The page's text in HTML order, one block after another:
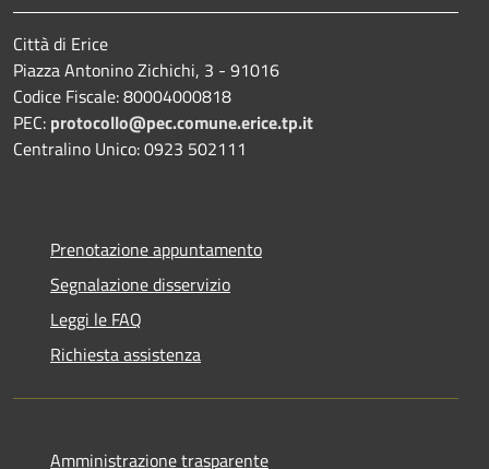
Città di Erice
Piazza Antonino Zichichi, 3 - 91016
Codice Fiscale: 80004000818
PEC: protocollo@pec.comune.erice.tp.it
Centralino Unico: 0923 502111
Prenotazione appuntamento
Segnalazione disservizio
Leggi le FAQ
Richiesta assistenza
Amministrazione trasparente